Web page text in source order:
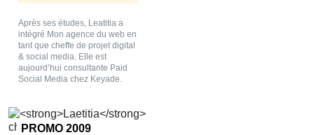
Après ses études, Leatitia a
intégré Mon agence du web en
tant que cheffe de projet digital
& social media. Elle est
aujourd’hui consultante Paid
Social Media chez Keyade.
PROMO 2009